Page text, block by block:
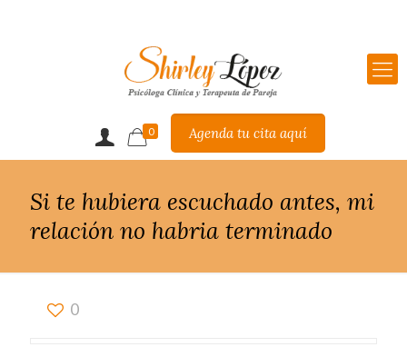
0 Agenda tu cita aquí
Si te hubiera escuchado antes, mi
relación no habria terminado
0